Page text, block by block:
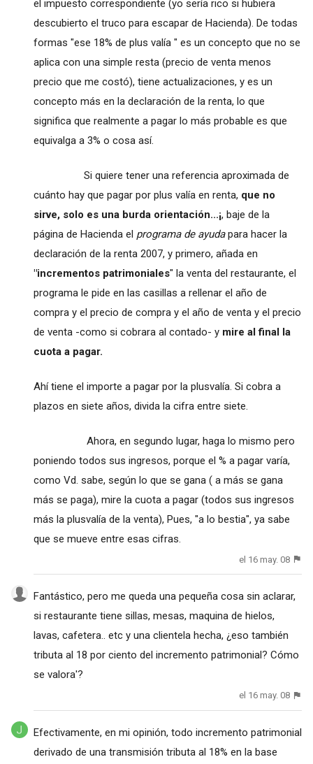
el impuesto correspondiente (yo sería rico si hubiera
descubierto el truco para escapar de Hacienda). De todas
formas "ese 18% de plus valía " es un concepto que no se
aplica con una simple resta (precio de venta menos
precio que me costó), tiene actualizaciones, y es un
concepto más en la declaración de la renta, lo que
significa que realmente a pagar lo más probable es que
equivalga a 3% o cosa así.
Si quiere tener una referencia aproximada de
cuánto hay que pagar por plus valía en renta, que no
sirve, solo es una burda orientación...¡, baje de la
página de Hacienda el programa de ayudapara hacer la
declaración de la renta 2007, y primero, añada en
"incrementos patrimoniales" la venta del restaurante, el
programa le pide en las casillas a rellenar el año de
compra y el precio de compra y el año de venta y el precio
de venta -como si cobrara al contado- y mire al final la
cuota a pagar.
Ahí tiene el importe a pagar por la plusvalía. Si cobra a
plazos en siete años, divida la cifra entre siete.
Ahora, en segundo lugar, haga lo mismo pero
poniendo todos sus ingresos, porque el % a pagar varía,
como Vd. sabe, según lo que se gana ( a más se gana
más se paga), mire la cuota a pagar (todos sus ingresos
más la plusvalía de la venta), Pues, "a lo bestia", ya sabe
que se mueve entre esas cifras.
el 16 may. 08
Fantástico, pero me queda una pequeña cosa sin aclarar,
si restaurante tiene sillas, mesas, maquina de hielos,
lavas, cafetera.. etc y una clientela hecha, ¿eso también
tributa al 18 por ciento del incremento patrimonial? Cómo
se valora'?
el 16 may. 08
Efectivamente, en mi opinión, todo incremento patrimonial
derivado de una transmisión tributa al 18% en la base